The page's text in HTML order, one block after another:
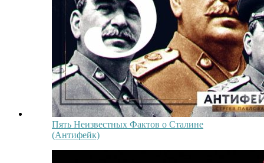
Пять Неизвестных Фактов о Сталине
(Антифейк)